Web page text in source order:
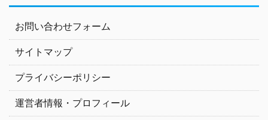
お問い合わせフォーム
サイトマップ
プライバシーポリシー
運営者情報・プロフィール